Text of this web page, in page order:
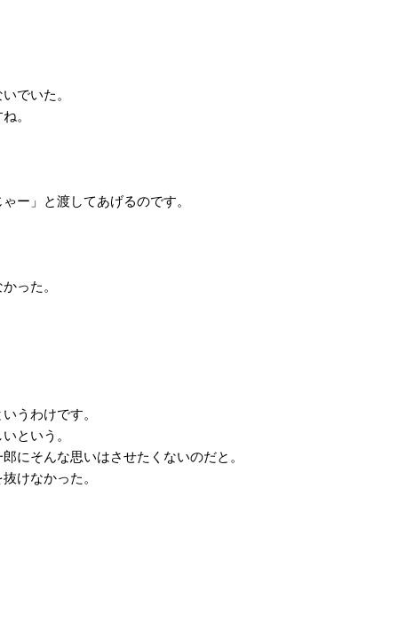
でいた。
。
ー」と渡してあげるのです。
った。
うわけです。
という。
にそんな思いはさせたくないのだと。
けなかった。